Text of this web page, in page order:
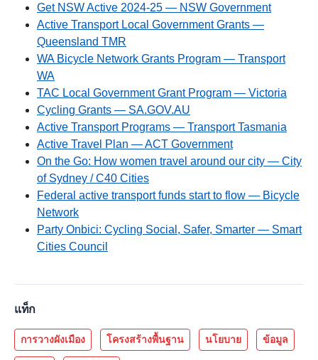
Get NSW Active 2024-25 — NSW Government
Active Transport Local Government Grants —
Queensland TMR
WA Bicycle Network Grants Program — Transport
WA
TAC Local Government Grant Program — Victoria
Cycling Grants — SA.GOV.AU
Active Transport Programs — Transport Tasmania
Active Travel Plan — ACT Government
On the Go: How women travel around our city — City
of Sydney / C40 Cities
Federal active transport funds start to flow — Bicycle
Network
Party Onbici: Cycling Social, Safer, Smarter — Smart
Cities Council
แท็ก
การวางผังเมือง โครงสร้างพื้นฐาน นโยบาย ข้อมูล